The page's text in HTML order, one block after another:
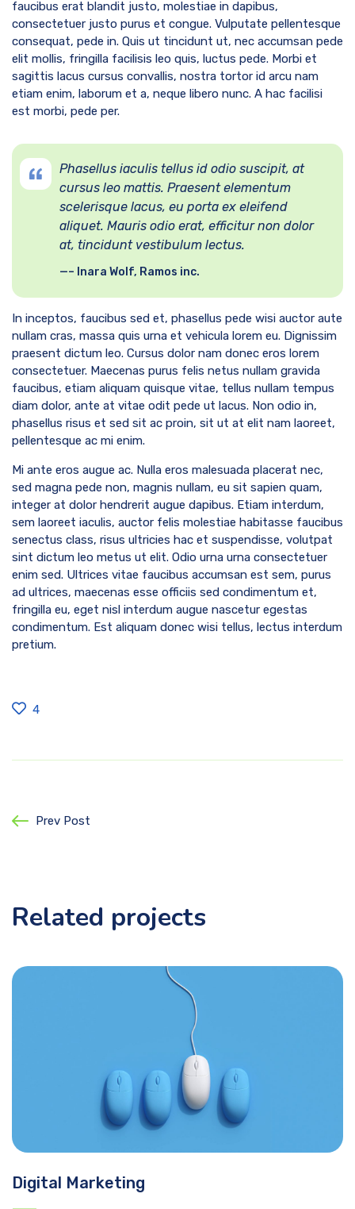
faucibus erat blandit justo, molestiae in dapibus,
consectetuer justo purus et congue. Vulputate pellentesque
consequat, pede in. Quis ut tincidunt ut, nec accumsan pede
elit mollis, fringilla facilisis leo quis, luctus pede. Morbi et
sagittis lacus cursus convallis, nostra tortor id arcu nam
etiam enim, laborum et a, neque libero nunc. A hac facilisi
est morbi, pede per.
Phasellus iaculis tellus id odio suscipit, at
cursus leo mattis. Praesent elementum
scelerisque lacus, eu porta ex eleifend
aliquet. Mauris odio erat, efficitur non dolor
at, tincidunt vestibulum lectus.
– Inara Wolf, Ramos inc.
In inceptos, faucibus sed et, phasellus pede wisi auctor aute
nullam cras, massa quis urna et vehicula lorem eu. Dignissim
praesent dictum leo. Cursus dolor nam donec eros lorem
consectetuer. Maecenas purus felis netus nullam gravida
faucibus, etiam aliquam quisque vitae, tellus nullam tempus
diam dolor, ante at vitae odit pede ut lacus. Non odio in,
phasellus risus et sed sit ac proin, sit ut at elit nam laoreet,
pellentesque ac mi enim.
Mi ante eros augue ac. Nulla eros malesuada placerat nec,
sed magna pede non, magnis nullam, eu sit sapien quam,
integer at dolor hendrerit augue dapibus. Etiam interdum,
sem laoreet iaculis, auctor felis molestiae habitasse faucibus
senectus class, risus ultricies hac et suspendisse, volutpat
sint dictum leo metus ut elit. Odio urna urna consectetuer
enim sed. Ultrices vitae faucibus accumsan est sem, purus
ad ultrices, maecenas esse officiis sed condimentum et,
fringilla eu, eget nisl interdum augue nascetur egestas
condimentum. Est aliquam donec wisi tellus, lectus interdum
pretium.
4
Prev Post
Related projects
Digital Marketing